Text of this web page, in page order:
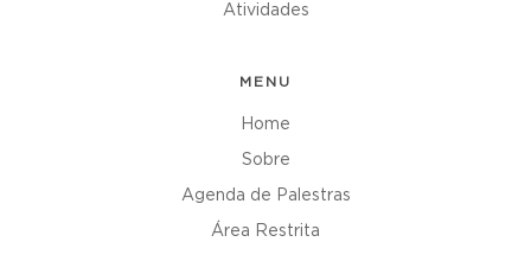
Atividades
MENU
Home
Sobre
Agenda de Palestras
Área Restrita